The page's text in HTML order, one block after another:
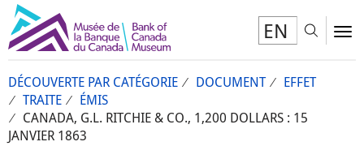
EN
DÉCOUVERTE PAR CATÉGORIE DOCUMENT
EFFET
TRAITE
ÉMIS
CANADA, G.L. RITCHIE & CO., 1,200 DOLLARS : 15
JANVIER 1863